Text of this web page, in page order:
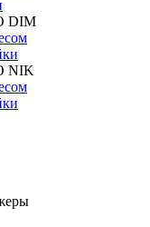
DIM
NIK